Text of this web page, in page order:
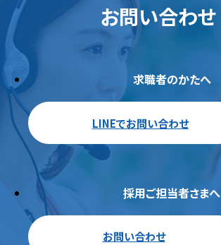
お問い合わせ
求職者のかたへ
LINEでお問い合わせ
採用ご担当者さまへ
お問い合わせ